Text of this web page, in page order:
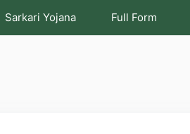
Sarkari Yojana Full Form